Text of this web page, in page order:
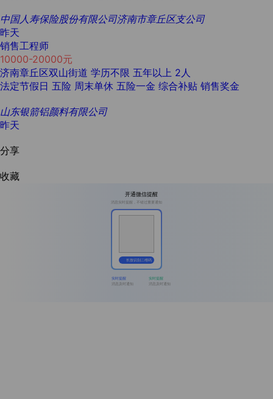
中国人寿保险股份有限公司济南市章丘区支公司
昨天
销售工程师
10000-20000元
济南章丘区双山街道 学历不限 五年以上 2人
法定节假日 五险 周末单休 五险一金 综合补贴 销售奖金
山东银箭铝颜料有限公司
昨天
分享
收藏
开通微信提醒
消息实时提醒，不错过重要通知
长按识别二维码
实时提醒
消息及时通知
实时提醒
消息及时通知